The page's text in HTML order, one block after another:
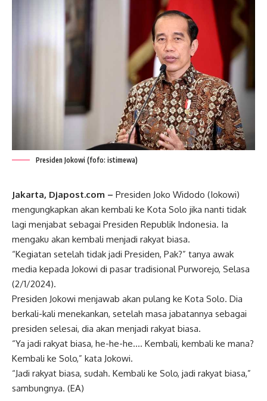
Presiden Jokowi (fofo: istimewa)
Jakarta, Djapost.com – Presiden Joko Widodo (Iokowi)
mengungkapkan akan kembali ke Kota Solo jika nanti tidak
lagi menjabat sebagai Presiden Republik Indonesia. Ia
mengaku akan kembali menjadi rakyat biasa.
“Kegiatan setelah tidak jadi Presiden, Pak?” tanya awak
media kepada Jokowi di pasar tradisional Purworejo, Selasa
(2/1/2024).
Presiden Jokowi menjawab akan pulang ke Kota Solo. Dia
berkali-kali menekankan, setelah masa jabatannya sebagai
presiden selesai, dia akan menjadi rakyat biasa.
“Ya jadi rakyat biasa, he-he-he…. Kembali, kembali ke mana?
Kembali ke Solo,” kata Jokowi.
“Jadi rakyat biasa, sudah. Kembali ke Solo, jadi rakyat biasa,”
sambungnya. (EA)